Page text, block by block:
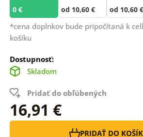
0 € od 10,60 € od 10,60 €
*cena doplnkov bude pripočítaná k
košíku
Dostupnosť:
Skladom
Pridať do obľúbených
16,91 €
PRIDAŤ DO